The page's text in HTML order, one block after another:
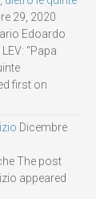
29, 2020
Edoardo
“Papa
first on
Dicembre
The post
appeared